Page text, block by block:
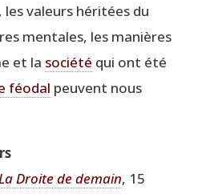
les valeurs héri­tées du
men­tales, les manières
et la socié­té qui ont été
féo­dal peuvent nous
Droite de demain, 15